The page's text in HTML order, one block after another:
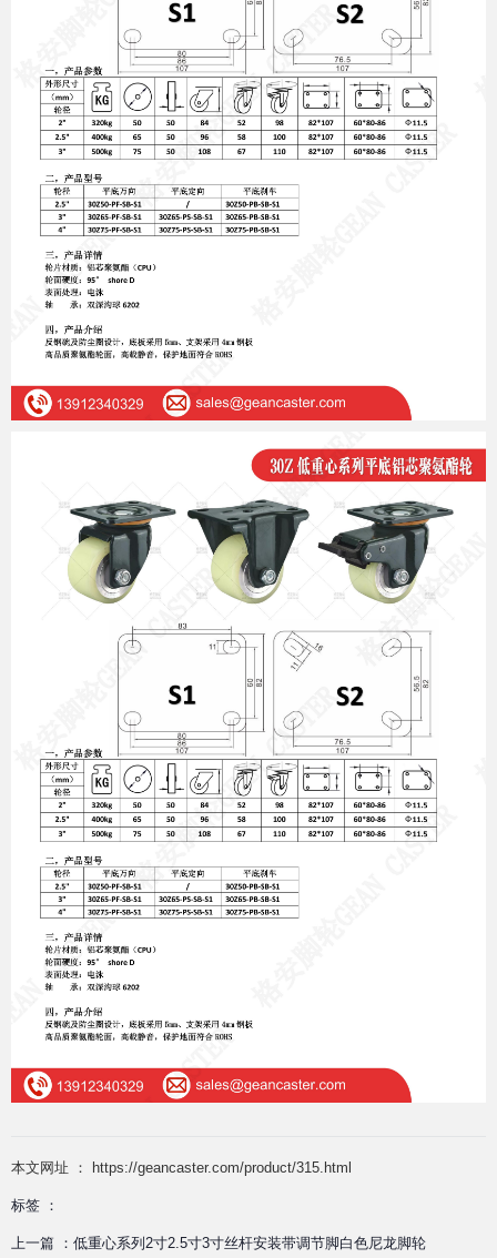
本文网址 ： https://geancaster.com/product/315.html
标签 ：
上一篇 ： 低重心系列2寸2.5寸3寸丝杆安装带调节脚白色尼龙脚轮